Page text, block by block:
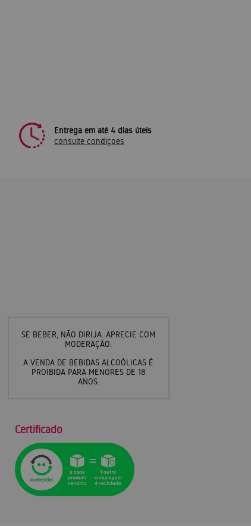
Entrega em até 4 dias úteis
consulte condiçoes
SE BEBER, NÃO DIRIJA. APRECIE COM
MODERAÇÃO.
A VENDA DE BEBIDAS ALCOÓLICAS É
PROIBIDA PARA MENORES DE 18
ANOS.
Certificado